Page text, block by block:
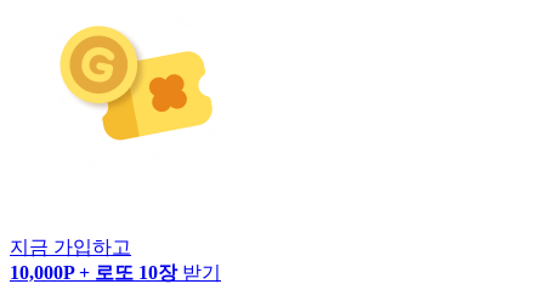
지금 가입하고
10,000P + 로또 10장 받기